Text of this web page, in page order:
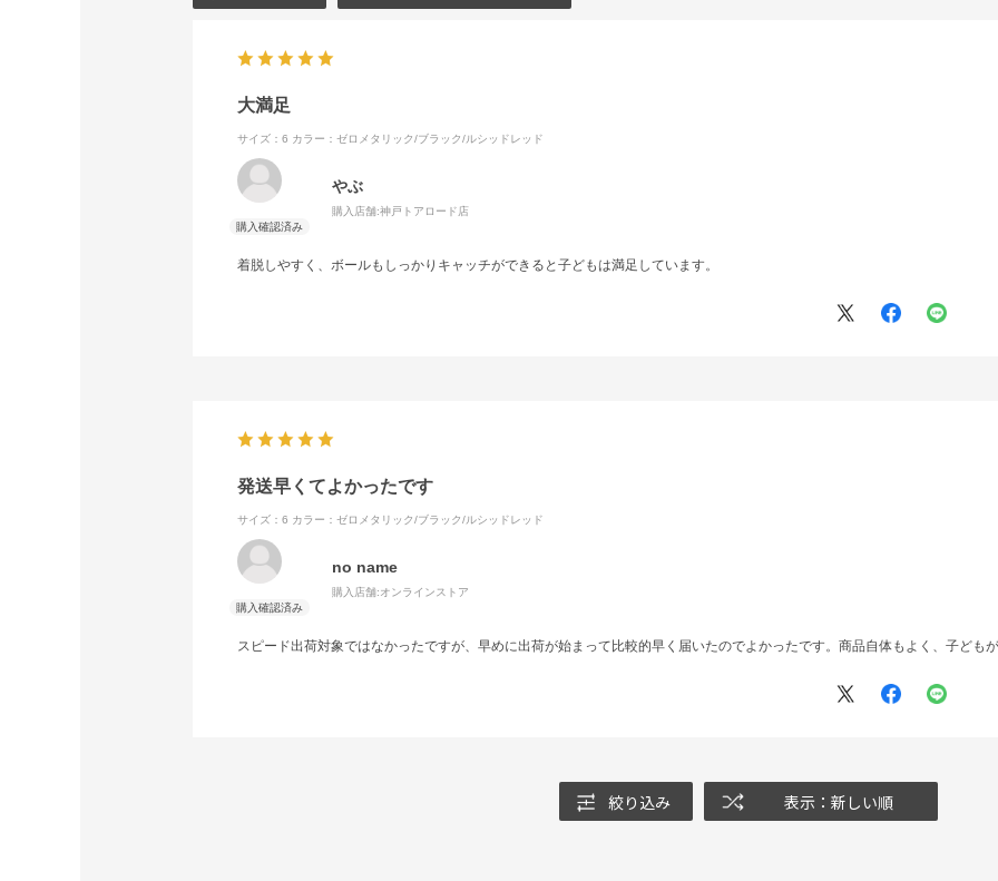
大満足
サイズ：6 カラー：ゼロメタリック/ブラック/ルシッドレッド
やぶ
購入店舗:神戸トアロード店
着脱しやすく、ボールもしっかりキャッチができると子どもは満足しています。
発送早くてよかったです
サイズ：6 カラー：ゼロメタリック/ブラック/ルシッドレッド
no name
購入店舗:オンラインストア
スピード出荷対象ではなかったですが、早めに出荷が始まって比較的早く届いたのでよかったです。商品自体もよく、子ども
絞り込み 表示：新しい順